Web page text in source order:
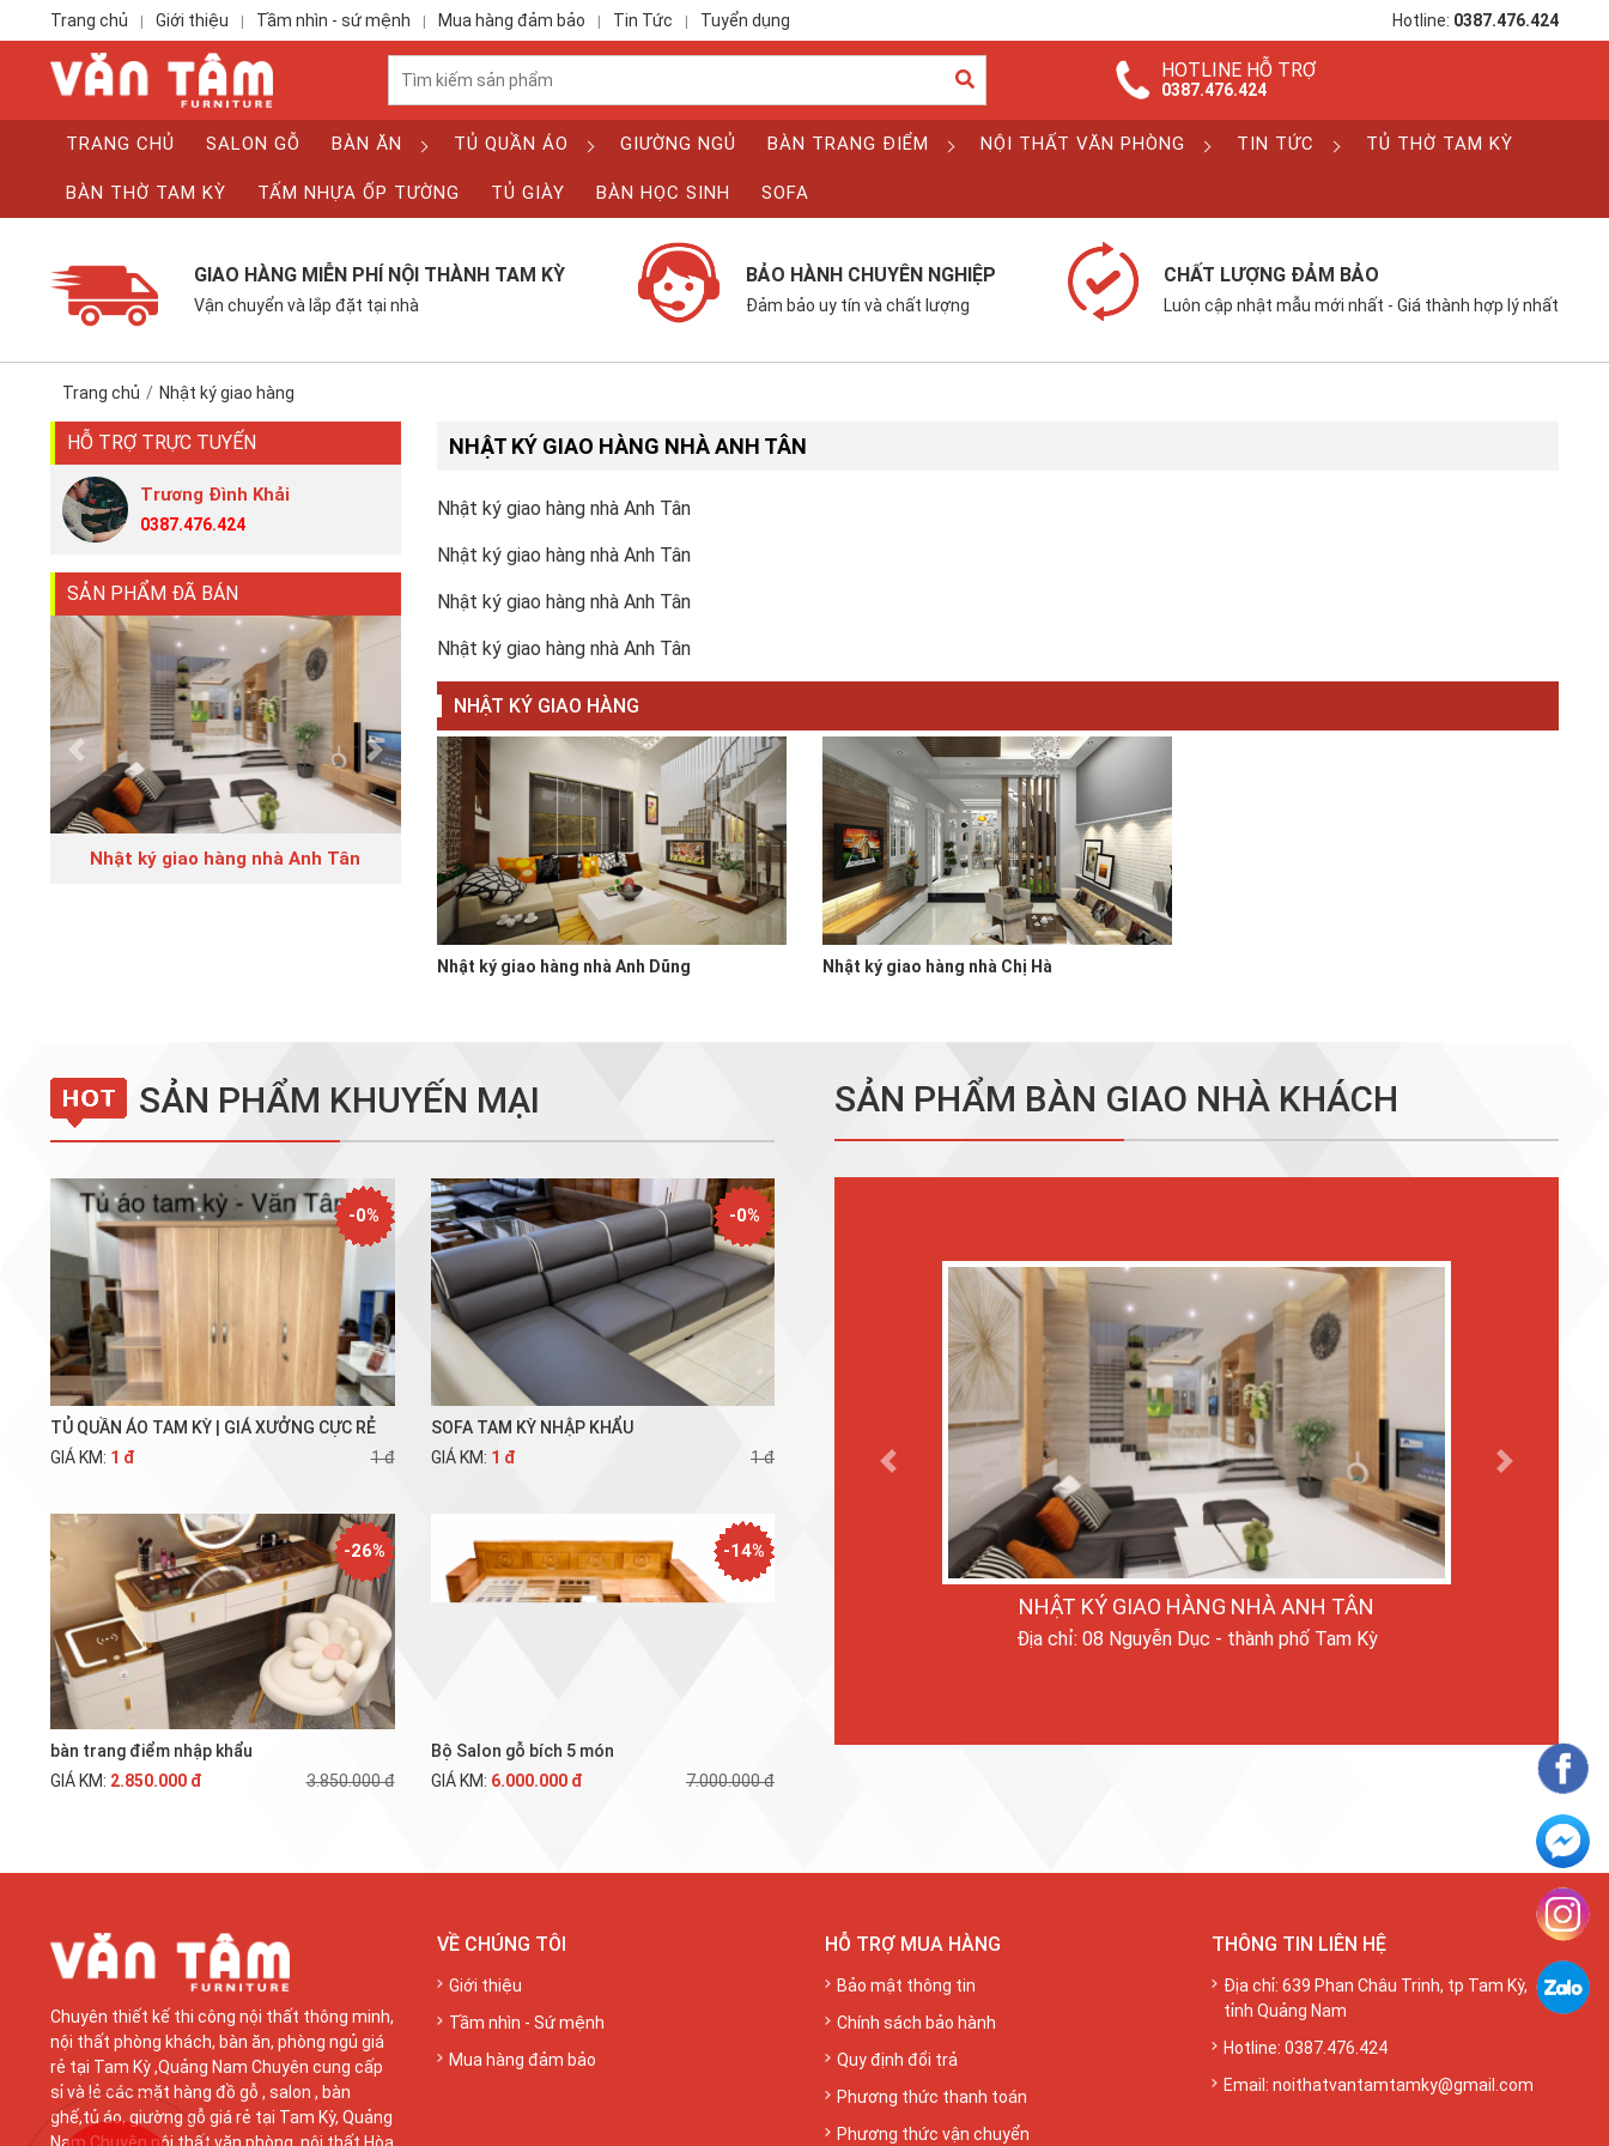
Trang chủ Giới thiệu Tầm nhìn - sứ mệnh Mua hàng đảm bảo Tin Tức Tuyển dụng Hotline: 0387.476.424
HOTLINE HỖ TRỢ
0387.476.424
TRANG CHỦ SALON GỖ BÀN ĂN TỦ QUẦN ÁO GIƯỜNG NGỦ BÀN TRANG ĐIỂM NỘI THẤT VĂN PHÒNG TIN TỨC TỦ THỜ TAM KỲ
BÀN THỜ TAM KỲ TẤM NHỰA ỐP TƯỜNG TỦ GIÀY BÀN HỌC SINH SOFA
GIAO HÀNG MIỄN PHÍ NỘI THÀNH TAM KỲ
Vận chuyển và lắp đặt tại nhà
BẢO HÀNH CHUYÊN NGHIỆP
Đảm bảo uy tín và chất lượng
CHẤT LƯỢNG ĐẢM BẢO
Luôn cập nhật mẫu mới nhất - Giá thành hợp lý nhất
Trang chủ Nhật ký giao hàng
HỖ TRỢ TRỰC TUYẾN
Trương Đình Khải
0387.476.424
SẢN PHẨM ĐÃ BÁN
Nhật ký giao hàng nhà Anh Tân
Previous Next
NHẬT KÝ GIAO HÀNG NHÀ ANH TÂN
Nhật ký giao hàng nhà Anh Tân
Nhật ký giao hàng nhà Anh Tân
Nhật ký giao hàng nhà Anh Tân
Nhật ký giao hàng nhà Anh Tân
NHẬT KÝ GIAO HÀNG
Nhật ký giao hàng nhà Anh Dũng Nhật ký giao hàng nhà Chị Hà
SẢN PHẨM KHUYẾN MẠI
TỦ QUẦN ÁO TAM KỲ | GIÁ XƯỞNG CỰC RẺ
GIÁ KM: 1 đ 1 đ
-0%
SOFA TAM KỲ NHẬP KHẨU
GIÁ KM: 1 đ 1 đ
-0%
bàn trang điểm nhập khẩu
GIÁ KM: 2.850.000 đ 3.850.000 đ
-26%
Bộ Salon gỗ bích 5 món
GIÁ KM: 6.000.000 đ 7.000.000 đ
-14%
SẢN PHẨM BÀN GIAO NHÀ KHÁCH
NHẬT KÝ GIAO HÀNG NHÀ ANH TÂN
Địa chỉ: 08 Nguyễn Dục - thành phố Tam Kỳ
Previous Next
Chuyên thiết kế thi công nội thất thông minh,
nội thất phòng khách, bàn ăn, phòng ngủ giá
rẻ tại Tam Kỳ ,Quảng Nam Chuyên cung cấp
sỉ và lẻ các mặt hàng đồ gỗ , salon , bàn
ghế,tủ áo, giường gỗ giá rẻ tại Tam Kỳ, Quảng
VỀ CHÚNG TÔI
Giới thiệu
Tầm nhìn - Sứ mệnh
Mua hàng đảm bảo
HỖ TRỢ MUA HÀNG
Bảo mật thông tin
Chính sách bảo hành
Quy định đổi trả
Phương thức thanh toán
Phương thức vận chuyển
THÔNG TIN LIÊN HỆ
Địa chỉ: 639 Phan Châu Trinh, tp Tam Kỳ,
tỉnh Quảng Nam
Hotline: 0387.476.424
Email: noithatvantamtamky@gmail.com